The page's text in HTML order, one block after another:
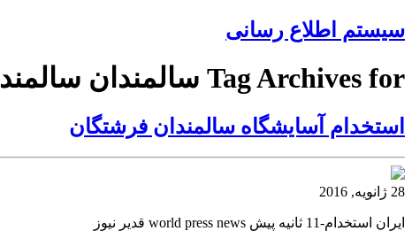
سیستم اطلاع رسانی
Tag Archives for سالمندان سالمندان
استخدام آسایشگاه سالمندان فرشتگان
28 ژانویه, 2016
ایران استخدام-11 ثانیه پیش world press news قدیر نیوز